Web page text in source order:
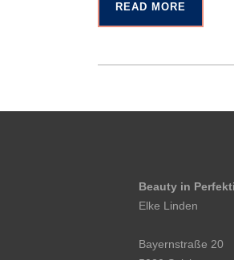
READ MORE
Beauty in
Elke Linden
Bayernstraße 20